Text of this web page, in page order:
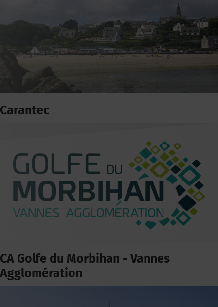
Carantec
CA Golfe du Morbihan - Vannes
Agglomération